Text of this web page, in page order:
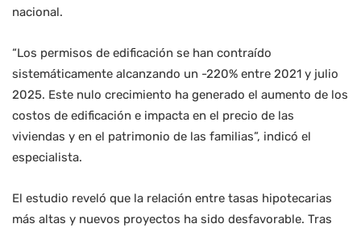
nacional.
“Los permisos de edificación se han contraído
sistemáticamente alcanzando un -220% entre 2021 y julio
2025. Este nulo crecimiento ha generado el aumento de los
costos de edificación e impacta en el precio de las
viviendas y en el patrimonio de las familias”, indicó el
especialista.
El estudio reveló que la relación entre tasas hipotecarias
más altas y nuevos proyectos ha sido desfavorable. Tras